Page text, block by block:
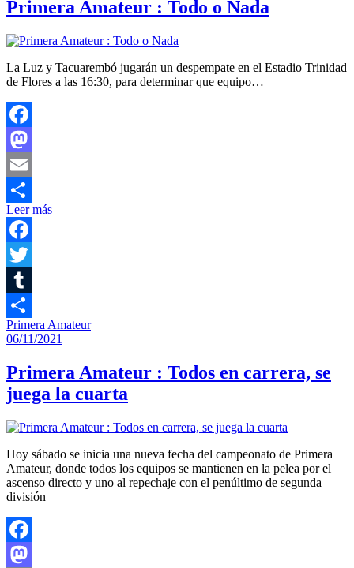
Primera Amateur : Todo o Nada
La Luz y Tacuarembó jugarán un despempate en el Estadio Trinidad
de Flores a las 16:30, para determinar que equipo…
Facebook
Mastodon
Email
Compartir
Leer más
Facebook
Twitter
Tumblr
Compartir
Primera Amateur
06/11/2021
Primera Amateur : Todos en carrera, se
juega la cuarta
Hoy sábado se inicia una nueva fecha del campeonato de Primera
Amateur, donde todos los equipos se mantienen en la pelea por el
ascenso directo y uno al repechaje con el penúltimo de segunda
división
Facebook